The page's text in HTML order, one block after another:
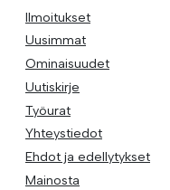
Ilmoitukset
Uusimmat
Ominaisuudet
Uutiskirje
Työurat
Yhteystiedot
Ehdot ja edellytykset
Mainosta